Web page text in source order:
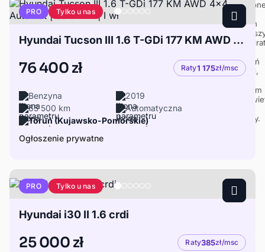
PRO Tylko u nas
Hyundai Tucson III 1.6 T-GDi 177 KM AWD 4x4 Automat | Salon PL | I wł
76 400 zł Raty1 175zł/msc
Benzyna
2019
65 500 km
Automatyczna
Toruń (Kujawsko-Pomorskie)
Ogłoszenie prywatne
PRO Tylko u nas
Hyundai i30 II 1.6 crdi
25 000 zł Raty385zł/msc